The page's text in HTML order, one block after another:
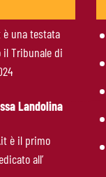
è una testata
il Tribunale di
Landolina
è il primo
all’